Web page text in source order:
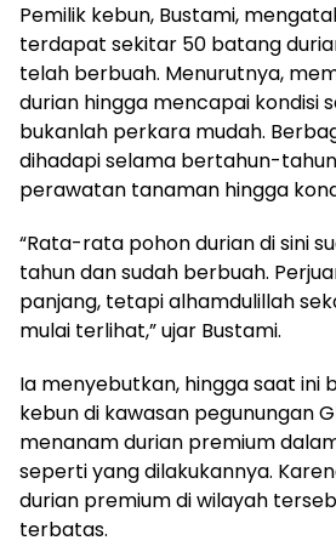
Pemilik kebun, Bustami,
terdapat sekitar 50 batang
telah berbuah. Menurutnya,
durian hingga mencapai kondisi
bukanlah perkara mudah.
dihadapi selama bertahun-
perawatan tanaman hingga
“Rata-rata pohon durian di sini
tahun dan sudah berbuah.
panjang, tetapi alhamdulillah
mulai terlihat,” ujar Bustami.
Ia menyebutkan, hingga saat ini
kebun di kawasan pegunungan
menanam durian premium
seperti yang dilakukannya.
durian premium di wilayah
terbatas.